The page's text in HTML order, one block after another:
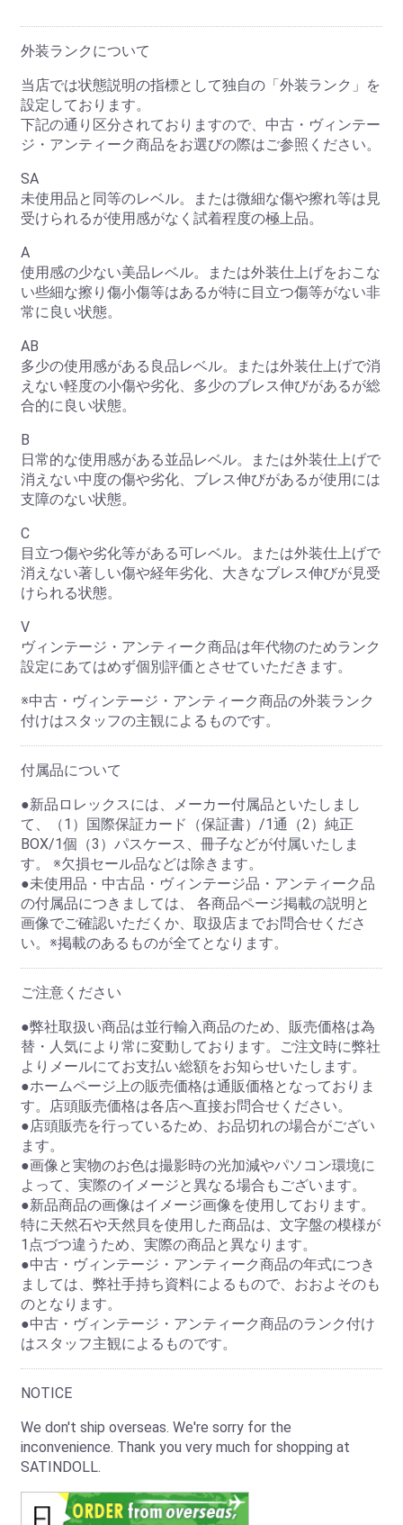
外装ランクについて
当店では状態説明の指標として独自の「外装ランク」を
設定しております。
下記の通り区分されておりますので、中古・ヴィンテー
ジ・アンティーク商品をお選びの際はご参照ください。
SA
未使用品と同等のレベル。または微細な傷や擦れ等は見
受けられるが使用感がなく試着程度の極上品。
A
使用感の少ない美品レベル。または外装仕上げをおこな
い些細な擦り傷小傷等はあるが特に目立つ傷等がない非
常に良い状態。
AB
多少の使用感がある良品レベル。または外装仕上げで消
えない軽度の小傷や劣化、多少のブレス伸びがあるが総
合的に良い状態。
B
日常的な使用感がある並品レベル。または外装仕上げで
消えない中度の傷や劣化、ブレス伸びがあるが使用には
支障のない状態。
C
目立つ傷や劣化等がある可レベル。または外装仕上げで
消えない著しい傷や経年劣化、大きなブレス伸びが見受
けられる状態。
V
ヴィンテージ・アンティーク商品は年代物のためランク
設定にあてはめず個別評価とさせていただきます。
※中古・ヴィンテージ・アンティーク商品の外装ランク
付けはスタッフの主観によるものです。
付属品について
●新品ロレックスには、メーカー付属品といたしまし
て、（1）国際保証カード（保証書）/1通（2）純正
BOX/1個（3）パスケース、冊子などが付属いたしま
す。 ※欠損セール品などは除きます。
●未使用品・中古品・ヴィンテージ品・アンティーク品
の付属品につきましては、 各商品ページ掲載の説明と
画像でご確認いただくか、取扱店までお問合せくださ
い。※掲載のあるものが全てとなります。
ご注意ください
●弊社取扱い商品は並行輸入商品のため、販売価格は為
替・人気により常に変動しております。ご注文時に弊社
よりメールにてお支払い総額をお知らせいたします。
●ホームページ上の販売価格は通販価格となっておりま
す。店頭販売価格は各店へ直接お問合せください。
●店頭販売を行っているため、お品切れの場合がござい
ます。
●画像と実物のお色は撮影時の光加減やパソコン環境に
よって、実際のイメージと異なる場合もございます。
●新品商品の画像はイメージ画像を使用しております。
特に天然石や天然貝を使用した商品は、文字盤の模様が
1点づつ違うため、実際の商品と異なります。
●中古・ヴィンテージ・アンティーク商品の年式につき
ましては、弊社手持ち資料によるもので、おおよそのも
のとなります。
●中古・ヴィンテージ・アンティーク商品のランク付け
はスタッフ主観によるものです。
NOTICE
We don't ship overseas. We're sorry for the
inconvenience. Thank you very much for shopping at
SATINDOLL.